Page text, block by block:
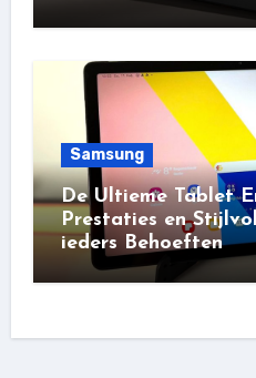
Samsung
De Ultieme Tablet
Prestaties en
ieders Behoeften